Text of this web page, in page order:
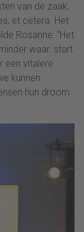
van de zaak,
et cetera. Het
Rosanne: “Het
waar: start
een vitalere
kunnen
hun droom